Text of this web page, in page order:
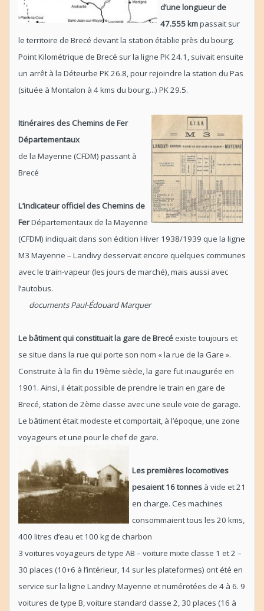
d’une longueur de
47.555 kmpassait sur
le territoire de Brecé devant la station établie près du bourg.
Point Kilométrique de Brecé sur la ligne PK 24.1, suivait ensuite
un arrêt à la Déteurbe PK 26.8, pour rejoindre la station du Pas
(située à Montalon à 4 kms du bourg...) PK 29.5.
Itinéraires des Chemins de Fer
Départementaux
de la Mayenne (CFDM) passant à
Brecé
L’indicateur officiel des Chemins de
FerDépartementaux de la Mayenne
(CFDM) indiquait dans son édition Hiver 1938/1939 que la ligne
M3 Mayenne – Landivy desservait encore quelques communes
avec le train-vapeur (les jours de marché), mais aussi avec
l’autobus.
documents Paul-Édouard Marquer
Le bâtiment qui constituait la gare de Brecéexiste toujours et
se situe dans la rue qui porte son nom « la rue de la Gare ».
Construite à la fin du 19ème siècle, la gare fut inaugurée en
1901. Ainsi, il était possible de prendre le train en gare de
Brecé, station de 2ème classe avec une seule voie de garage.
Le bâtiment était modeste et comportait, à l’époque, une zone
voyageurs et une pour le chef de gare.
Les premières locomotives
pesaient 16 tonnes à vide et 21
en charge. Ces machines
consommaient tous les 20 kms,
400 litres d’eau et 100 kg de charbon
3 voitures voyageurs de type AB – voiture mixte classe 1 et 2 –
30 places (10+6 à l’intérieur, 14 sur les plateformes) ont été en
service sur la ligne Landivy Mayenne et numérotées de 4 à 6. 9
voitures de type B, voiture standard classe 2, 30 places (16 à